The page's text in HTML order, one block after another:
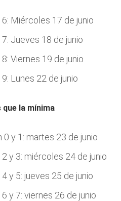
Miércoles 17 de junio
Jueves 18 de junio
Viernes 19 de junio
Lunes 22 de junio
la mínima
0 y 1: martes 23 de junio
y 3: miércoles 24 de junio
y 5: jueves 25 de junio
y 7: viernes 26 de junio